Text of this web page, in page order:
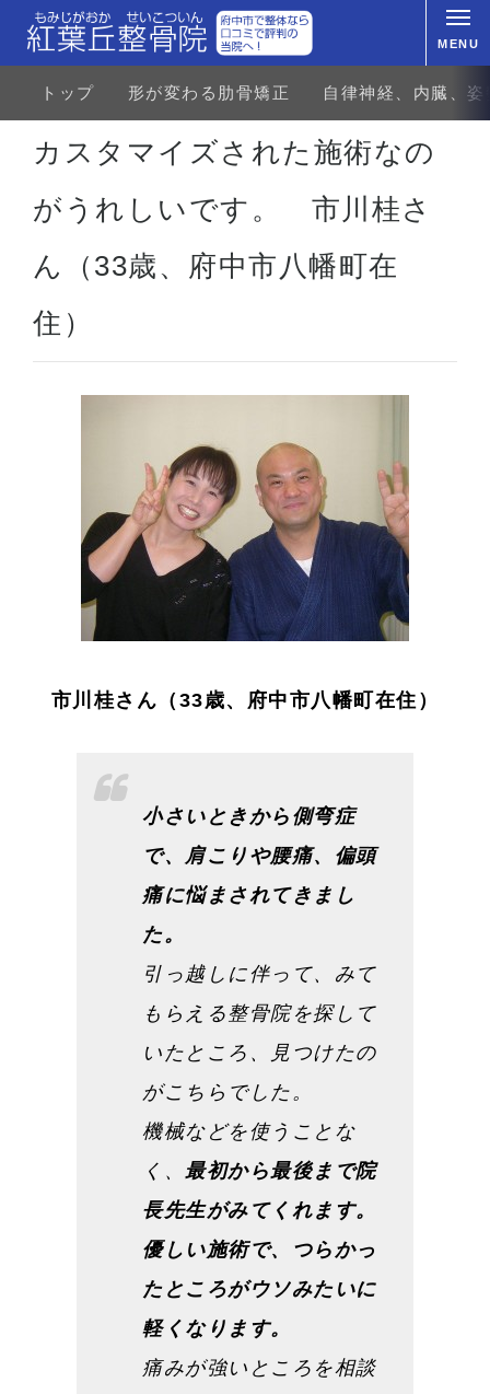
MENU
トップ 形が変わる肋骨矯正 自律神経、内臓、
ホーム お客様の声 カスタマイズされた施術なのがうれしいです。 市川桂さん（33歳、府中市八幡町在
カスタマイズされた施術なの
がうれしいです。 市川桂さ
ん（33歳、府中市八幡町在
住）
市川桂さん（33歳、府中市八幡町在住）
小さいときから側弯症
で、肩こりや腰痛、偏頭
痛に悩まされてきまし
た。
引っ越しに伴って、みて
もらえる整骨院を探して
いたところ、見つけたの
がこちらでした。
機械などを使うことな
く、 最初から最後まで院
長先生がみてくれます。
優しい施術で、つらかっ
たところがウソみたいに
軽くなります。
痛みが強いところを相談